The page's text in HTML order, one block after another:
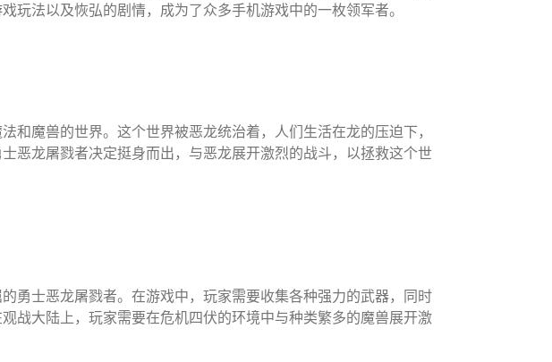
玩法以及恢弘的剧情，成为了众多手机游戏中的一枚领军者。
和魔兽的世界。这个世界被恶龙统治着，人们生活在龙的压迫下，
恶龙屠戮者决定挺身而出，与恶龙展开激烈的战斗，以拯救这个世
勇士恶龙屠戮者。在游戏中，玩家需要收集各种强力的武器，同时
战大陆上，玩家需要在危机四伏的环境中与种类繁多的魔兽展开激